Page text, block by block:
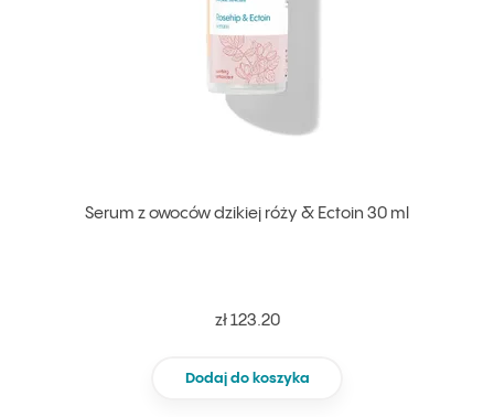
Serum z owoców dzikiej róży & Ectoin 30 ml
zł 123.20
Dodaj do koszyka